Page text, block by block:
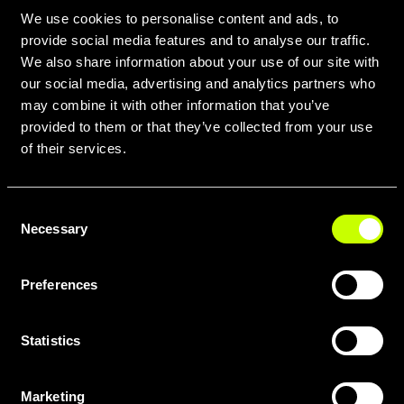
We use cookies to personalise content and ads, to
provide social media features and to analyse our traffic.
We also share information about your use of our site with
our social media, advertising and analytics partners who
may combine it with other information that you’ve
provided to them or that they’ve collected from your use
of their services.
Selection
Necessary
Preferences
Statistics
Marketing
Per ogni appassionato di gravel,
massimizzare la capacità di carico
senza compromettere la guidabilità